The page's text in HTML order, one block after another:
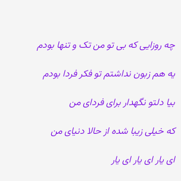
چه روزایی که بی تو من تک و تنها بودم
یه هم زبون نداشتم تو فکر فردا بودم
بیا دلتو نگهدار برای فردای من
که خیلی زیبا شده از حالا دنیای من
ای یار ای یار ای یار